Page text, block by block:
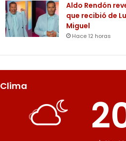
Aldo Rendón
que recibió de
Miguel
Hace 12 horas
Clima